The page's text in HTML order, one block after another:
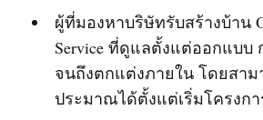
ผู้ที่มองหาบริษัทรับสร้างบ้าน
Service ที่ดูแลตั้งแต่ออกแบบ
จนถึงตกแต่งภายใน โดยสา
ประมาณได้ตั้งแต่เริ่มโครงกา